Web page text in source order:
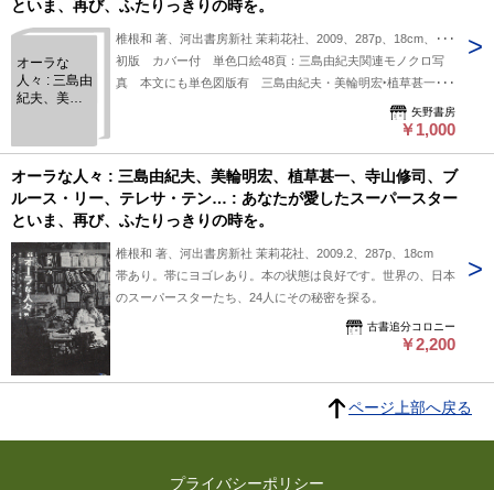
といま、再び、ふたりっきりの時を。
オーラな
人々 : 三島由
紀夫、美輪
修司、ブル
ース・リ
ー、テレ
サ・テン… :
あなたが愛
したスーパ
ースターと
いま、再
び、ふたり
っきりの時
を。
椎根和 著、河出書房新社 茉莉花社、2009、287p、18cm、1冊
初版 カバー付 単色口絵48頁：三島由紀夫関連モノクロ写
真 本文にも単色図版有 三島由紀夫・美輪明宏‣植草甚一
矢野書房
￥1,000
オーラな人々 : 三島由紀夫、美輪明宏、植草甚一、寺山修司、ブ
ルース・リー、テレサ・テン… : あなたが愛したスーパースター
といま、再び、ふたりっきりの時を。
椎根和 著、河出書房新社 茉莉花社、2009.2、287p、18cm
帯あり。帯にヨゴレあり。本の状態は良好です。世界の、日本
のスーパースターたち、24人にその秘密を探る。
古書追分コロニー
￥2,200
ページ上部へ戻る
プライバシーポリシー